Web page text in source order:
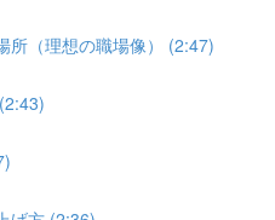
所（理想の職場像） (2:47)